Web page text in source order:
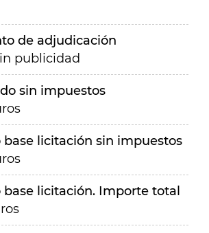
de adjudicación
publicidad
sin impuestos
base licitación sin impuestos
base licitación. Importe total